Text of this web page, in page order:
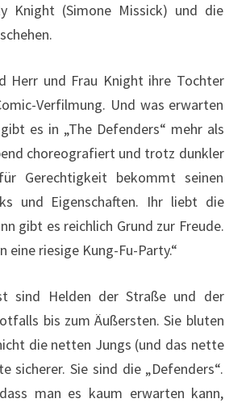
Knight (Simone Missick) und die
Herr und Frau Knight ihre Tochter
Verfilmung. Und was erwarten
es in „The Defenders“ mehr als
choreografiert und trotz dunkler
Gerechtigkeit bekommt seinen
und Eigenschaften. Ihr liebt die
gibt es reichlich Grund zur Freude.
eine riesige Kung-Fu-Party.“
sind Helden der Straße und der
bis zum Äußersten. Sie bluten
die netten Jungs (und das nette
sicherer. Sie sind die „Defenders“.
man es kaum erwarten kann,